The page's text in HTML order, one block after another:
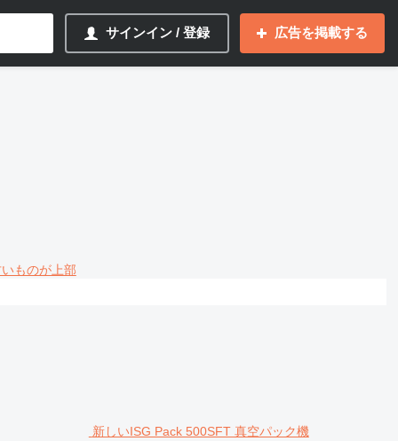
サインイン / 登録 広告を掲載する
ものが上部
新しいISG Pack 500SFT 真空パック機